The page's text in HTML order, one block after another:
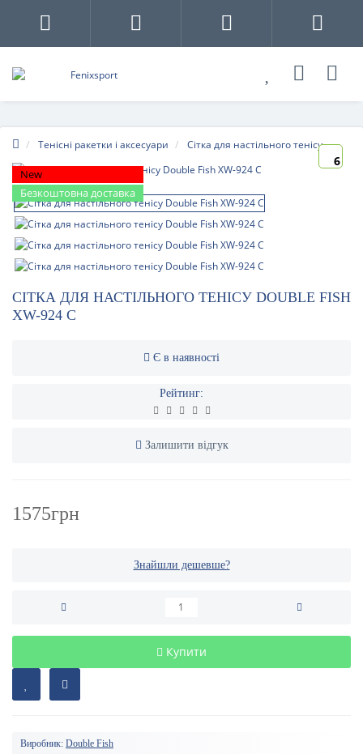
Тенісні ракетки і аксесуари Сітка для настільного тенісу
New
Безкоштовна доставка
6
СІТКА ДЛЯ НАСТІЛЬНОГО ТЕНІСУ DOUBLE FISH
XW-924 С
Є в наявності
Рейтинг:
Залишити відгук
1575грн
Знайшли дешевше?
Купити
Виробник: Double Fish